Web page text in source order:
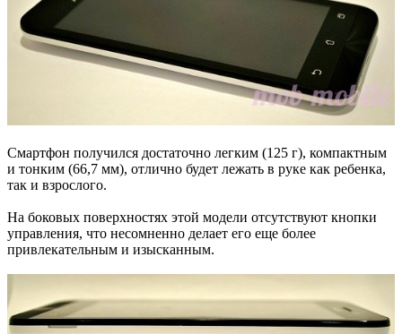
Смартфон получился достаточно легким (125 г), компактным
и тонким (66,7 мм), отлично будет лежать в руке как ребенка,
так и взрослого.
На боковых поверхностях этой модели отсутствуют кнопки
управления, что несомненно делает его еще более
привлекательным и изысканным.